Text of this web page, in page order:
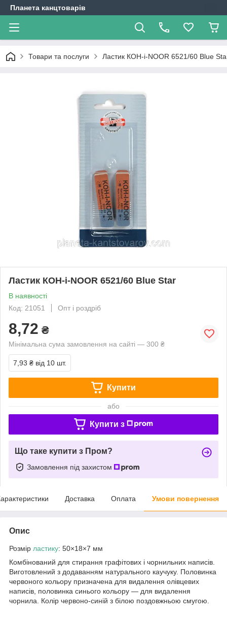
Планета канцтоварів
Товари та послуги Ластик КОН-i-NOOR 6521/60 Blue
Ластик КОН-i-NOOR 6521/60 Blue Star
В наявності
Код: 21051
Опт і роздріб
8,72 ₴
Мінімальна сума замовлення на сайті — 300 ₴
7,93 ₴ від 10 шт.
Купити
або
Купити з
Що таке купити з Пром?
Замовлення під захистом
Доставка Оплата Умови повернення
Опис
Розмір ластику: 50×18×7 мм
Комбінований для стирання графітових і чорнильних написів.
Виготовлений з додаванням натурального каучуку. Половинка
червоного кольору призначена для видалення олівцевих
написів, половинка синього кольору — для видалення
чорнила. Колір червоно-синій з білою поздовжньою смугою.